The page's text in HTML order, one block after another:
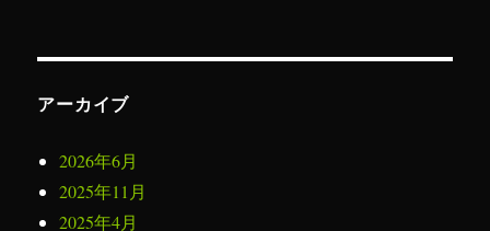
アーカイブ
2026年6月
2025年11月
2025年4月